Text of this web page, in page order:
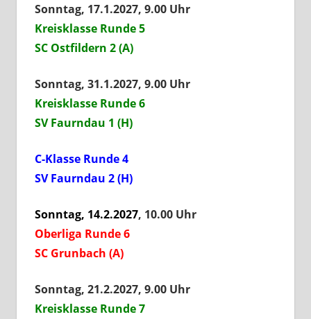
Sonntag, 17.1.2027, 9.00 Uhr
Kreisklasse Runde 5
SC Ostfildern 2 (A)
Sonntag, 31.1.2027, 9.00 Uhr
Kreisklasse Runde 6
SV Faurndau 1 (H)
C-Klasse Runde 4
SV Faurndau 2 (H)
Sonntag, 14.2.2027, 10.00 Uhr
Oberliga Runde 6
SC Grunbach (A)
Sonntag, 21.2.2027, 9.00 Uhr
Kreisklasse Runde 7